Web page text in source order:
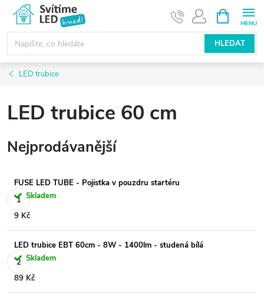
obsah
HLEDAT
NÁKUPNÍ
KOŠÍK
LED trubice
LED trubice 60 cm
Nejprodávanější
FUSE LED TUBE - Pojistka v pouzdru startéru
Skladem
9 Kč
LED trubice EBT 60cm - 8W - 1400lm - studená bílá
Skladem
89 Kč